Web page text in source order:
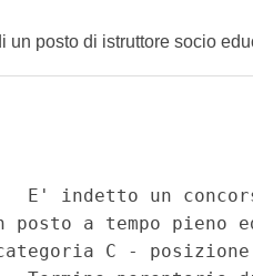
posto di istruttore socio